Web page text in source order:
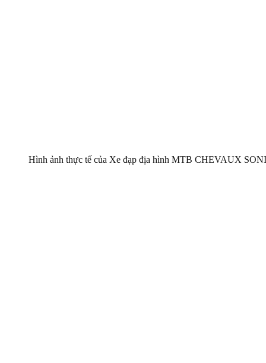
Hình ảnh thực tế của Xe đạp địa hình MTB CHEVAUX